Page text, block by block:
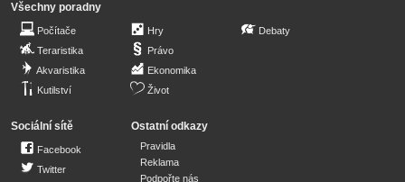
Všechny poradny
Počítače
Teraristika
Akvaristika
Kutilství
Hry
Právo
Ekonomika
Život
Debaty
Sociální sítě
Facebook
Twitter
Ostatní odkazy
Pravidla
Reklama
Podpořte nás